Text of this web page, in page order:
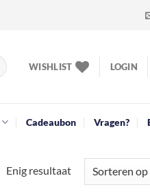
WISHLIST LOGIN
Cadeaubon Vragen?
Enig resultaat